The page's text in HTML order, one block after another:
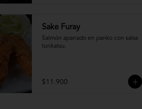
Sake Furay
Salmón apanado en panko con salsa
tonkatsu.
$11.900